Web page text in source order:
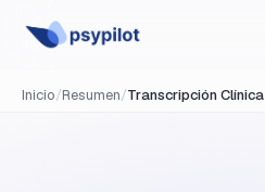
Inicio/Resumen/Transcripción Clínica